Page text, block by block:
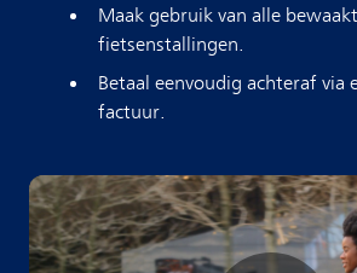
Maak gebruik van alle
fietsenstallingen.
Betaal eenvoudig achteraf via
factuur.